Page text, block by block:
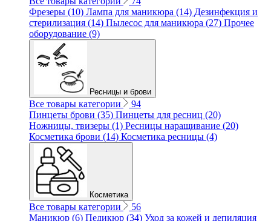
Фрезеры (10) Лампа для маникюра (14) Дезинфекция и
стерилизация (14) Пылесос для маникюра (27) Прочее
оборудование (9)
Ресницы и брови
Все товары категории
94
Пинцеты брови (35) Пинцеты для ресниц (20)
Ножницы, твизеры (1) Ресницы наращивание (20)
Косметика брови (14) Косметика ресницы (4)
Косметика
Все товары категории
56
Маникюр (6) Педикюр (34) Уход за кожей и депиляция